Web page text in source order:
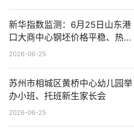
新华指数监测：6月25日山东港
口大商中心钢坯价格平稳、热轧
C料价格微幅下跌
2026-06-25
苏州市相城区黄桥中心幼儿园举
办小班、托班新生家长会
2026-06-25